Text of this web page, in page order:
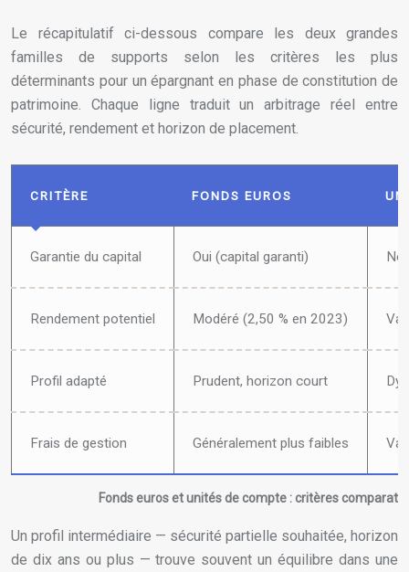
Le récapitulatif ci-dessous compare les deux grandes
familles de supports selon les critères les plus
déterminants pour un épargnant en phase de constitution de
patrimoine. Chaque ligne traduit un arbitrage réel entre
sécurité, rendement et horizon de placement.
Fonds euros et unités de compte : critères
CRITÈRE FONDS EUROS
Garantie du capital Oui (capital garanti)
Rendement potentiel Modéré (2,50 % en 2023)
Profil adapté Prudent, horizon court
Frais de gestion Généralement plus faibles
Un profil intermédiaire — sécurité partielle souhaitée, horizon
de dix ans ou plus — trouve souvent un équilibre dans une